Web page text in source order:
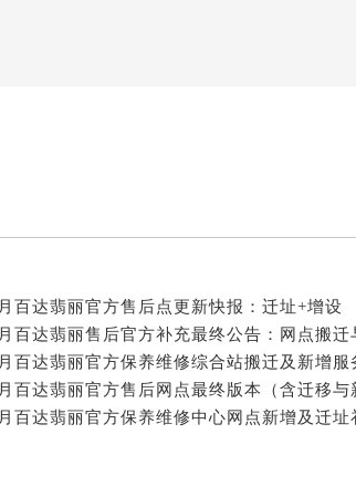
楼百达翡丽售后服务中心（需提前预约）
百达翡丽售后服务中心（需提前预约）
中心（需提前预约）
务中心（需提前预约）
务中心（需提前预约）
中心（需提前预约）
中心（需提前预约）
务中心（需提前预约）
百达翡丽官方售后点更新快报：迁址+增设
百达翡丽官方售后网点最终版本（含迁移与